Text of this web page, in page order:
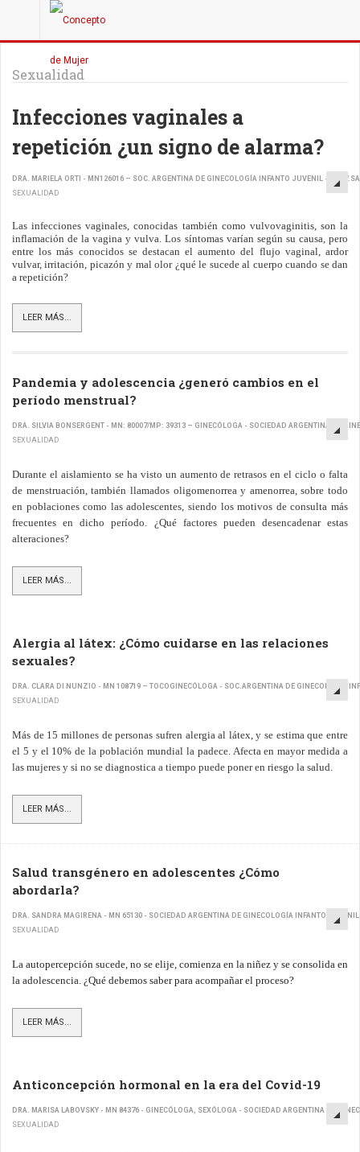
Sexualidad
Infecciones vaginales a
repetición ¿un signo de alarma?
DRA. MARIELA ORTI - MN126016 – SOC. ARGENTINA DE GINECOLOGÍA INFANTO JUVENIL -
SEXUALIDAD
Las infecciones vaginales, conocidas también como vulvovaginitis, son la
inflamación de la vagina y vulva. Los síntomas varían según su causa, pero
entre los más conocidos se destacan el aumento del flujo vaginal, ardor
vulvar, irritación, picazón y mal olor ¿qué le sucede al cuerpo cuando se dan
a repetición?
LEER MÁS...
Pandemia y adolescencia ¿generó cambios en el
período menstrual?
DRA. SILVIA BONSERGENT - MN: 80007/MP: 39313 – GINECÓLOGA - SOCIEDAD ARGENTINA DE
SEXUALIDAD
Durante el aislamiento se ha visto un aumento de retrasos en el ciclo o falta
de menstruación, también llamados oligomenorrea y amenorrea, sobre todo
en poblaciones como las adolescentes, siendo los motivos de consulta más
frecuentes en dicho período. ¿Qué factores pueden desencadenar estas
alteraciones?
LEER MÁS...
Alergia al látex: ¿Cómo cuidarse en las relaciones
sexuales?
DRA. CLARA DI NUNZIO - MN 108719 – TOCOGINECÓLOGA - SOC.ARGENTINA DE GINECOLOGÍA
SEXUALIDAD
Más de 15 millones de personas sufren alergia al látex, y se estima que entre
el 5 y el 10% de la población mundial la padece. Afecta en mayor medida a
las mujeres y si no se diagnostica a tiempo puede poner en riesgo la salud.
LEER MÁS...
Salud transgénero en adolescentes ¿Cómo
abordarla?
DRA. SANDRA MAGIRENA - MN 65130 - SOCIEDAD ARGENTINA DE GINECOLOGÍA INFANTO
SEXUALIDAD
La autopercepción sucede, no se elije, comienza en la niñez y se consolida en
la adolescencia. ¿Qué debemos saber para acompañar el proceso?
LEER MÁS...
Anticoncepción hormonal en la era del Covid-19
DRA. MARISA LABOVSKY - MN 84376 - GINECÓLOGA, SEXÓLOGA - SOCIEDAD ARGENTINA DE
SEXUALIDAD